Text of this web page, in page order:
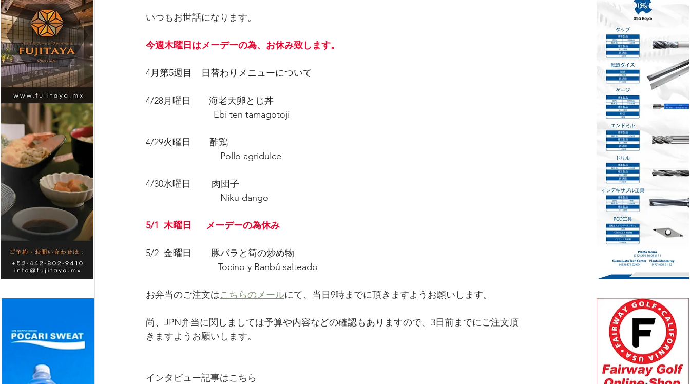
いつもお世話になります。
今週木曜日はメーデーの為、お休み致します。
4月第5週目　日替わりメニューについて
4/28月曜日       海老天卵とじ丼
Ebi ten tamagotoji
4/29火曜日　　酢鶏
Pollo agridulce
4/30水曜日        肉団子
Niku dango
5/1  木曜日　  メーデーの為休み
5/2  金曜日　    豚バラと筍の炒め物
Tocino y Banbú salteado
お弁当のご注文はこちらのメールにて、当日9時までに頂きますようお願いします。
尚、JPN弁当に関しましては予算や内容などの確認もありますので、3日前までにご注文頂
きますようお願いします。
インタビュー記事はこちら